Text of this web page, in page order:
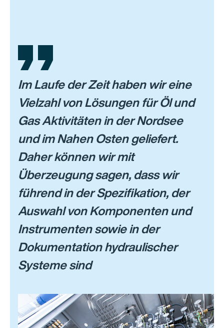
Im Laufe der Zeit haben wir eine
Vielzahl von Lösungen für Öl und
Gas Aktivitäten in der Nordsee
und im Nahen Osten geliefert.
Daher können wir mit
Überzeugung sagen, dass wir
führend in der Spezifikation, der
Auswahl von Komponenten und
Instrumenten sowie in der
Dokumentation hydraulischer
Systeme sind